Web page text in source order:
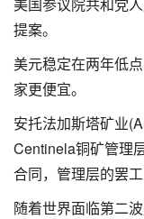
提案。
美元稳定在两年低
家更便宜。
安托法加斯塔矿业
Centinela铜矿管理
合同，管理层的罢工
随着世界面临第二